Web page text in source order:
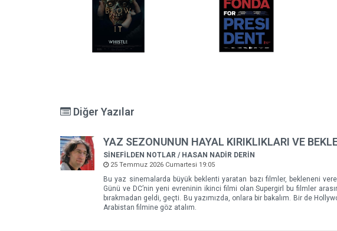
Diğer Yazılar
YAZ SEZONUNUN HAYAL KIRIKLIKLARI VE
SİNEFİLDEN NOTLAR / HASAN NADİR DERİN
25 Temmuz 2026 Cumartesi 19:05
Bu yaz sinemalarda büyük beklenti yaratan bazı filmler, bekleneni
Günü ve DC’nin yeni evreninin ikinci filmi olan Supergirl bu filmler
bırakmadan geldi, geçti. Bu yazımızda, onlara bir bakalım. Bir de
Arabistan filmine göz atalım.